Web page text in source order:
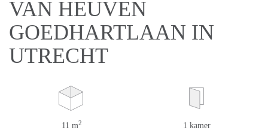
VAN HEUVEN
GOEDHARTLAAN IN
UTRECHT
11 m2 1 kamer